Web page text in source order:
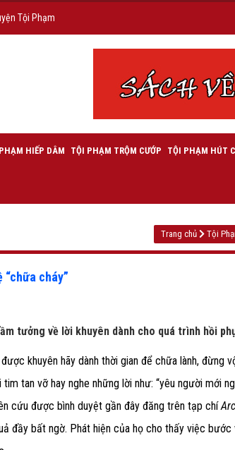
Tội Phạm
HIẾP DÂM TỘI PHẠM TRỘM CƯỚP TỘI PHẠM HÚT
Trang chủ Tội
cháy”
tưởng về lời khuyên dành cho quá trình hồi
khuyên hãy dành thời gian để chữa lành, đừng
tan vỡ hay nghe những lời như: “yêu người mới
cứu được bình duyệt gần đây đăng trên tạp chí
đầy bất ngờ. Phát hiện của họ cho thấy việc